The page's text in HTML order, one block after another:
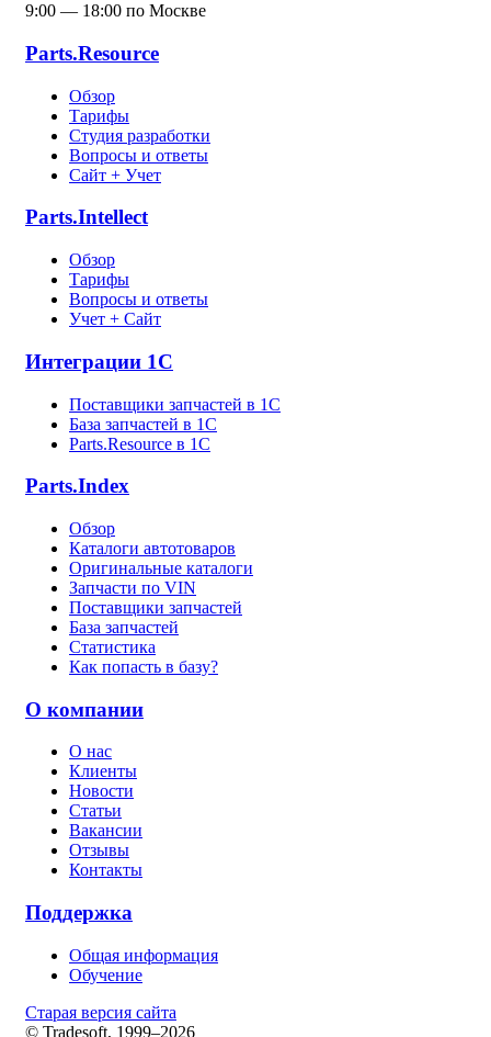
9:00 — 18:00 по Москве
Parts.Resource
Обзор
Тарифы
Студия разработки
Вопросы и ответы
Сайт + Учет
Parts.Intellect
Обзор
Тарифы
Вопросы и ответы
Учет + Сайт
Интеграции 1С
Поставщики запчастей в 1C
База запчастей в 1С
Parts.Resource в 1C
Parts.Index
Обзор
Каталоги автотоваров
Оригинальные каталоги
Запчасти по VIN
Поставщики запчастей
База запчастей
Статистика
Как попасть в базу?
О компании
О нас
Клиенты
Новости
Статьи
Вакансии
Отзывы
Контакты
Поддержка
Общая информация
Обучение
Старая версия сайта
© Tradesoft, 1999–2026